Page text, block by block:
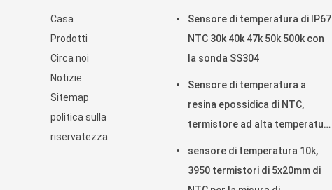
Casa
Prodotti
Circa noi
Notizie
Sitemap
politica sulla
riservatezza
Sensore di temperatura di IP67
NTC 30k 40k 47k 50k 500k con
la sonda SS304
Sensore di temperatura a
resina epossidica di NTC,
termistore ad alta temperatura
sensore di temperatura 10k,
3950 termistori di 5x20mm di